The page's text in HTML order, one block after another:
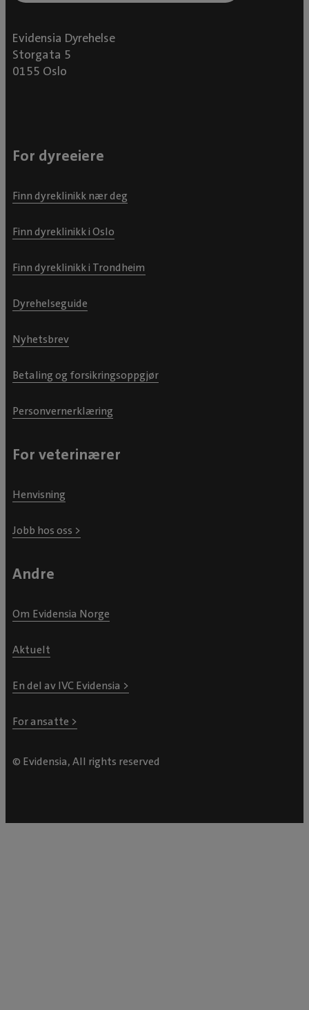
Evidensia Dyrehelse
Storgata 5
0155 Oslo
For dyreeiere
Finn dyreklinikk nær deg
Finn dyreklinikk i Oslo
Finn dyreklinikk i Trondheim
Dyrehelseguide
Nyhetsbrev
Betaling og forsikringsoppgjør
Personvernerklæring
For veterinærer
Henvisning
Jobb hos oss >
Andre
Om Evidensia Norge
Aktuelt
En del av IVC Evidensia >
For ansatte >
© Evidensia, All rights reserved